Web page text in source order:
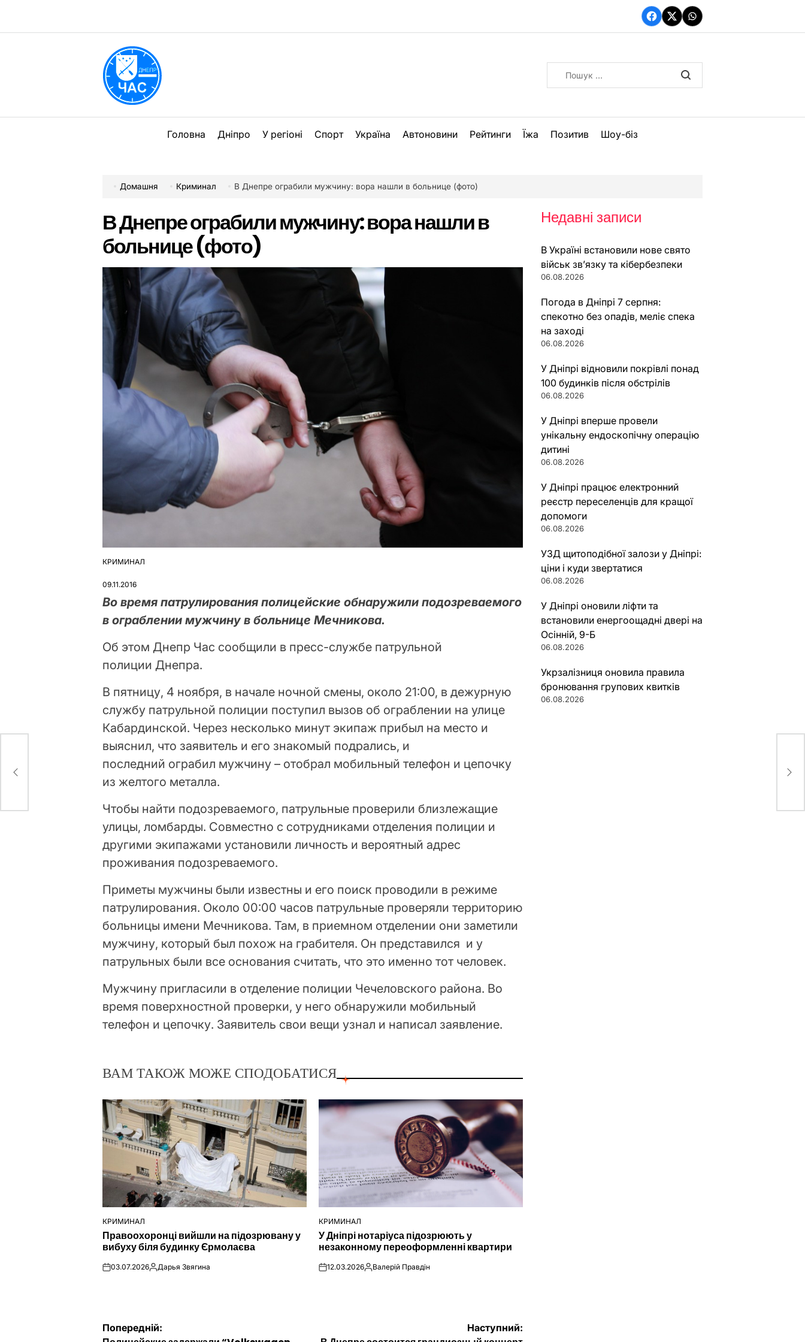
вмісту
Facebook
TwitterWhatsApp
Головна Дніпро У регіоні Спорт Україна Автоновини Рейтинги Їжа Позитив Шоу-біз
Домашня Криминал В Днепре ограбили мужчину: вора нашли в больнице (фото)
В Днепре ограбили мужчину: вора нашли в
больнице (фото)
ОПУБЛІКУВАТИ
КРИМИНАЛ
09.11.2016
Во время патрулирования полицейские обнаружили подозреваемого
в ограблении мужчину в больнице Мечникова.
Об этом Днепр Час сообщили в пресс-службе патрульной
полиции Днепра.
В пятницу, 4 ноября, в начале ночной смены, около 21:00, в дежурную
службу патрульной полиции поступил вызов об ограблении на улице
Кабардинской. Через несколько минут экипаж прибыл на место и
выяснил, что заявитель и его знакомый подрались, и
последний ограбил мужчину – отобрал мобильный телефон и цепочку
из желтого металла.
Чтобы найти подозреваемого, патрульные проверили близлежащие
улицы, ломбарды. Совместно с сотрудниками отделения полиции и
другими экипажами установили личность и вероятный адрес
проживания подозреваемого.
Приметы мужчины были известны и его поиск проводили в режиме
патрулирования. Около 00:00 часов патрульные проверяли территорию
больницы имени Мечникова. Там, в приемном отделении они заметили
мужчину, который был похож на грабителя. Он представился и у
патрульных были все основания считать, что это именно тот человек.
Мужчину пригласили в отделение полиции Чечеловского района. Во
время поверхностной проверки, у него обнаружили мобильный
телефон и цепочку. Заявитель свои вещи узнал и написал заявление.
ВАМ ТАКОЖ МОЖЕ СПОДОБАТИСЯ
ОПУБЛІКУВАТИ
КРИМИНАЛ
Правоохоронці вийшли на підозрювану у
вибуху біля будинку Єрмолаєва
on03.07.2026Опубліковано
Дарья Звягина
ОПУБЛІКУВАТИ
У
КРИМИНАЛ
У Дніпрі нотаріуса підозрюють у
незаконному переоформленні квартири
on12.03.2026Опубліковано
Валерій Правдін
Навігація
Попередній: Наступний:
Недавні записи
В Україні встановили нове свято
військ зв’язку та кібербезпеки
06.08.2026
Погода в Дніпрі 7 серпня:
спекотно без опадів, меліє спека
на заході
06.08.2026
У Дніпрі відновили покрівлі понад
100 будинків після обстрілів
06.08.2026
У Дніпрі вперше провели
унікальну ендоскопічну операцію
дитині
06.08.2026
У Дніпрі працює електронний
реєстр переселенців для кращої
допомоги
06.08.2026
УЗД щитоподібної залози у Дніпрі:
ціни і куди звертатися
06.08.2026
У Дніпрі оновили ліфти та
встановили енергоощадні двері на
Осінній, 9-Б
06.08.2026
Укрзалізниця оновила правила
бронювання групових квитків
06.08.2026